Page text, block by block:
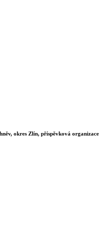
okres Zlín, příspěvková organizace